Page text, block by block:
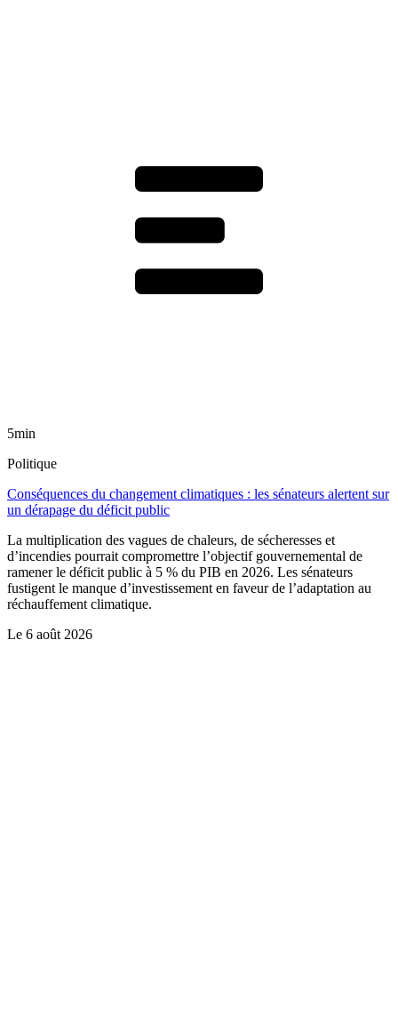
5min
Politique
Conséquences du changement climatiques : les sénateurs alertent sur
un dérapage du déficit public
La multiplication des vagues de chaleurs, de sécheresses et
d’incendies pourrait compromettre l’objectif gouvernemental de
ramener le déficit public à 5 % du PIB en 2026. Les sénateurs
fustigent le manque d’investissement en faveur de l’adaptation au
réchauffement climatique.
Le 6 août 2026